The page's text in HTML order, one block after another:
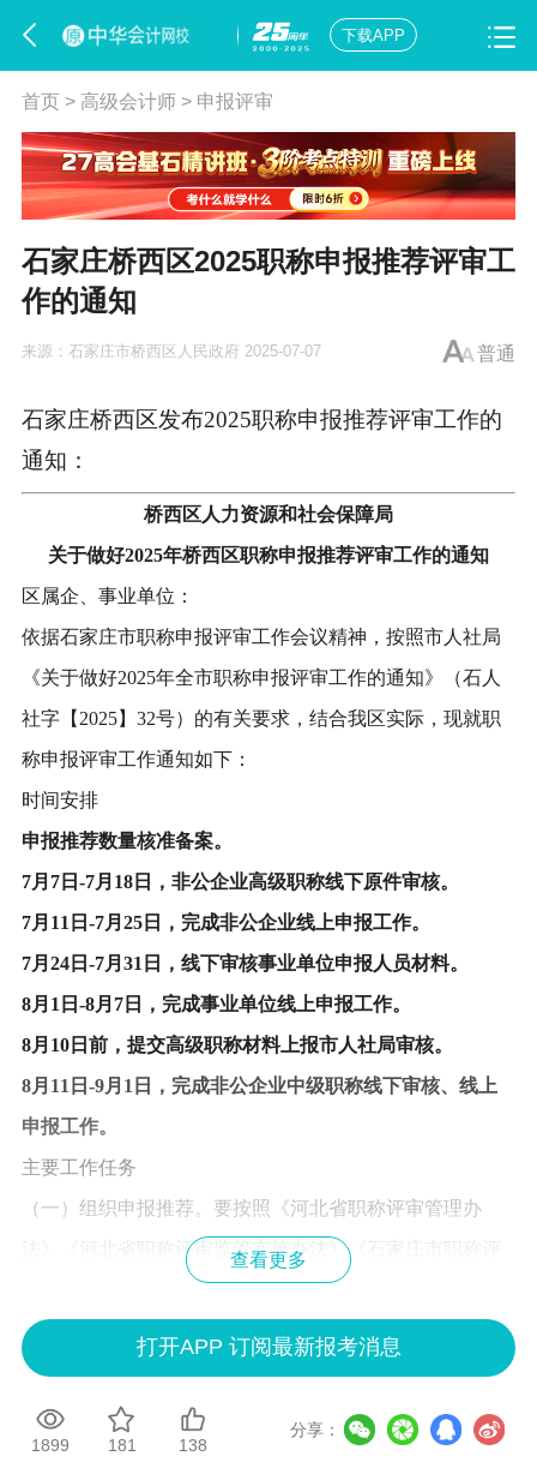
下载APP
首页> 高级会计师> 申报评审
石家庄桥西区2025职称申报推荐评审工
作的通知
普通
来源： 石家庄市桥西区人民政府 2025-07-07
石家庄桥西区发布2025职称申报推荐评审工作的
通知：
桥西区人力资源和社会保障局
关于做好2025年桥西区职称申报推荐评审工作的通知
区属企、事业单位：
依据石家庄市职称申报评审工作会议精神，按照市人社局
《关于做好2025年全市职称申报评审工作的通知》（石人
社字【2025】32号）的有关要求，结合我区实际，现就职
称申报评审工作通知如下：
时间安排
申报推荐数量核准备案。
7月7日-7月18日，非公企业高级职称线下原件审核。
7月11日-7月25日，完成非公企业线上申报工作。
7月24日-7月31日，线下审核事业单位申报人员材料。
8月1日-8月7日，完成事业单位线上申报工作。
8月10日前，提交高级职称材料上报市人社局审核。
8月11日-9月1日，完成非公企业中级职称线下审核、线上
申报工作。
主要工作任务
（一）组织申报推荐。要按照《河北省职称评审管理办
法》《河北省职称评审监管实施办法》《石家庄市职称评
审管理服务实施办法》和相关政策文件要求，组织实施职
称申报推荐。
1.申报人员范围。在我区各类企业、事业单位、社会团体非
公经济组织中从事专业技术工作，与用人单位签订劳动(聘
用)合同的专业技术人员和符合政策规定的技能人才;从事专
查看更多
打开APP 订阅最新报考消息
1899 181 138
分享：